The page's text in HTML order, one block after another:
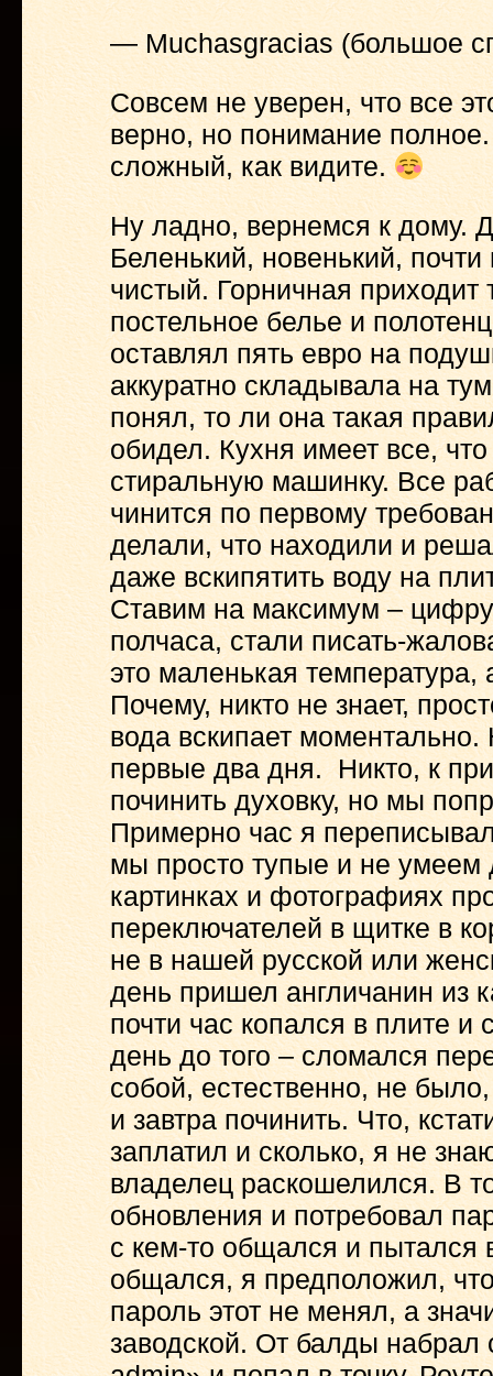
— Muchasgracias (большое
Совсем не уверен, что все
верно, но понимание
сложный, как видите.
Ну ладно, вернемся к дому.
Беленький, новенький,
чистый. Горничная
постельное белье и
оставлял пять евро на
аккуратно складывала на
понял, то ли она такая
обидел. Кухня имеет все,
стиральную машинку. Все
чинится по первому
делали, что находили и
даже вскипятить воду на
Ставим на максимум –
полчаса, стали писать-
это маленькая
Почему, никто не знает,
вода вскипает
первые два дня. Никто, к
починить духовку, но мы
Примерно час я
мы просто тупые и не умеем
картинках и фотографиях
переключателей в щитке в
не в нашей русской или
день пришел англичанин из
почти час копался в плите
день до того – сломался
собой, естественно, не
и завтра починить. Что,
заплатил и сколько, я не
владелец раскошелился. В
обновления и потребовал
с кем-то общался и пытался
общался, я предположил,
пароль этот не менял, а
заводской. От балды набрал